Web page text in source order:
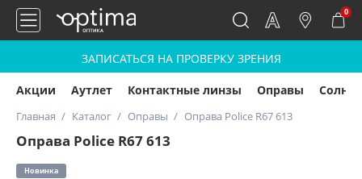
0
ЗАПИСАТЬСЯ НА ПРОВЕРКУ ЗРЕНИЯ
Акции Аутлет Контактные линзы Оправы
Главная Каталог Оправы Оправа Police R67 613
Оправа Police R67 613
Новинка